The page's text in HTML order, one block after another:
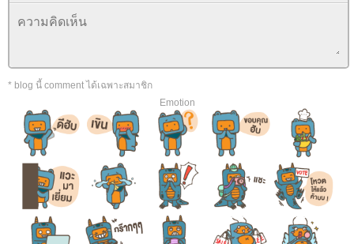
* blog นี้ comment ได้เฉพาะสมาชิก
Emotion